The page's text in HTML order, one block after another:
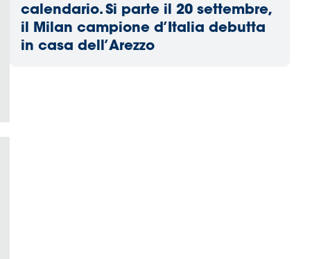
calendario. Si parte il 20 settembre,
il Milan campione d’Italia debutta
in casa dell’Arezzo